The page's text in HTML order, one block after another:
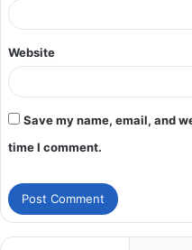
Website
Save my name, email, and
time I comment.